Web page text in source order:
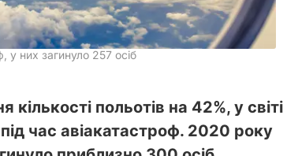
у них загинуло 257 осіб
польотів на 42%, у світі
час авіакатастроф. 2020 року